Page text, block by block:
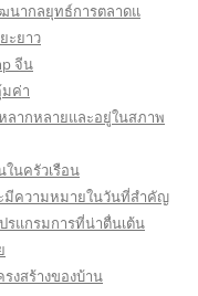
นากลยุทธ์การตลาดแ
ะยาว
จีน
มค่า
ลากหลายและอยู่ในสภาพ
ในครัวเรือน
มีความหมายในวันที่สำคัญ
รแกรมการที่น่าตื่นเต้น
งสร้างของบ้าน